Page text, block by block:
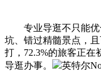
专业导逛不只能优
坑、错过精髓景点，
打，72.3%的旅客正在
导逛办事。
英特尔